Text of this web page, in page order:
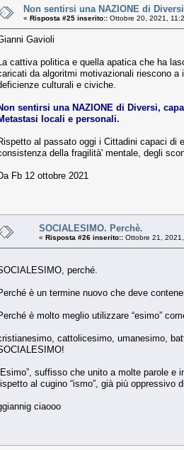
Non sentirsi una NAZIONE di
« Risposta #25 inserito:: Ottobre 20, 2021,
Gavioli
cattiva politica e quella apatica che ha
da algoritmi motivazionali riescono a
culturali e civiche.
sentirsi una NAZIONE di Diversi,
locali e personali.
al passato oggi i Cittadini capaci di
della fragilità' mentale, degli
Fb 12 ottobre 2021
SOCIALESIMO. Perchè.
« Risposta #26 inserito:: Ottobre 21,
perché.
è un termine nuovo che deve
è molto meglio utilizzare “esimo”
cattolicesimo, umanesimo,
suffisso che unito a molte parole
al cugino “ismo”, già più oppressivo
ciaooo